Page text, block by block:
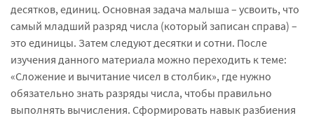
десятков, единиц. Основная задача малыша – усвоить, что
самый младший разряд числа (который записан справа) –
это единицы. Затем следуют десятки и сотни. После
изучения данного материала можно переходить к теме:
«Сложение и вычитание чисел в столбик», где нужно
обязательно знать разряды числа, чтобы правильно
выполнять вычисления. Сформировать навык разбиения